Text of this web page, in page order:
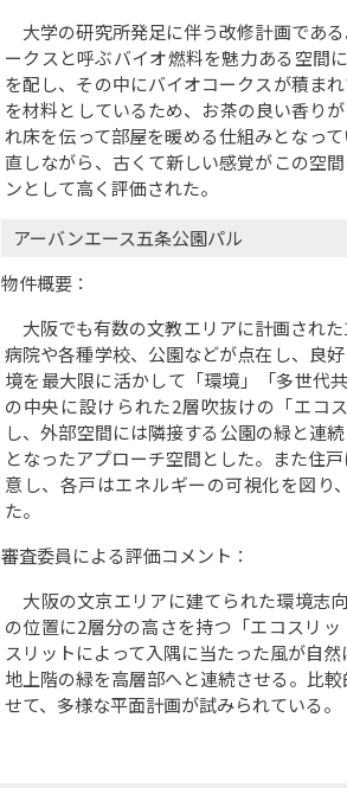
大学の研究所発足に伴う改修計画であ
ークスと呼ぶバイオ燃料を魅力ある空間
を配し、その中にバイオコークスが積ま
を材料としているため、お茶の良い香り
れ床を伝って部屋を暖める仕組みとなっ
直しながら、古くて新しい感覚がこの空
ンとして高く評価された。
アーバンエース五条公園パル
物件概要：
大阪でも有数の文教エリアに計画され
病院や各種学校、公園などが点在し、良
境を最大限に活かして「環境」「多世代
の中央に設けられた2層吹抜けの「エコ
し、外部空間には隣接する公園の緑と連
となったアプローチ空間とした。また住
意し、各戸はエネルギーの可視化を図り
た。
審査委員による評価コメント：
大阪の文京エリアに建てられた環境志
の位置に2層分の高さを持つ「エコスリ
スリットによって入隅に当たった風が自
地上階の緑を高層部へと連続させる。比
せて、多様な平面計画が試みられている。